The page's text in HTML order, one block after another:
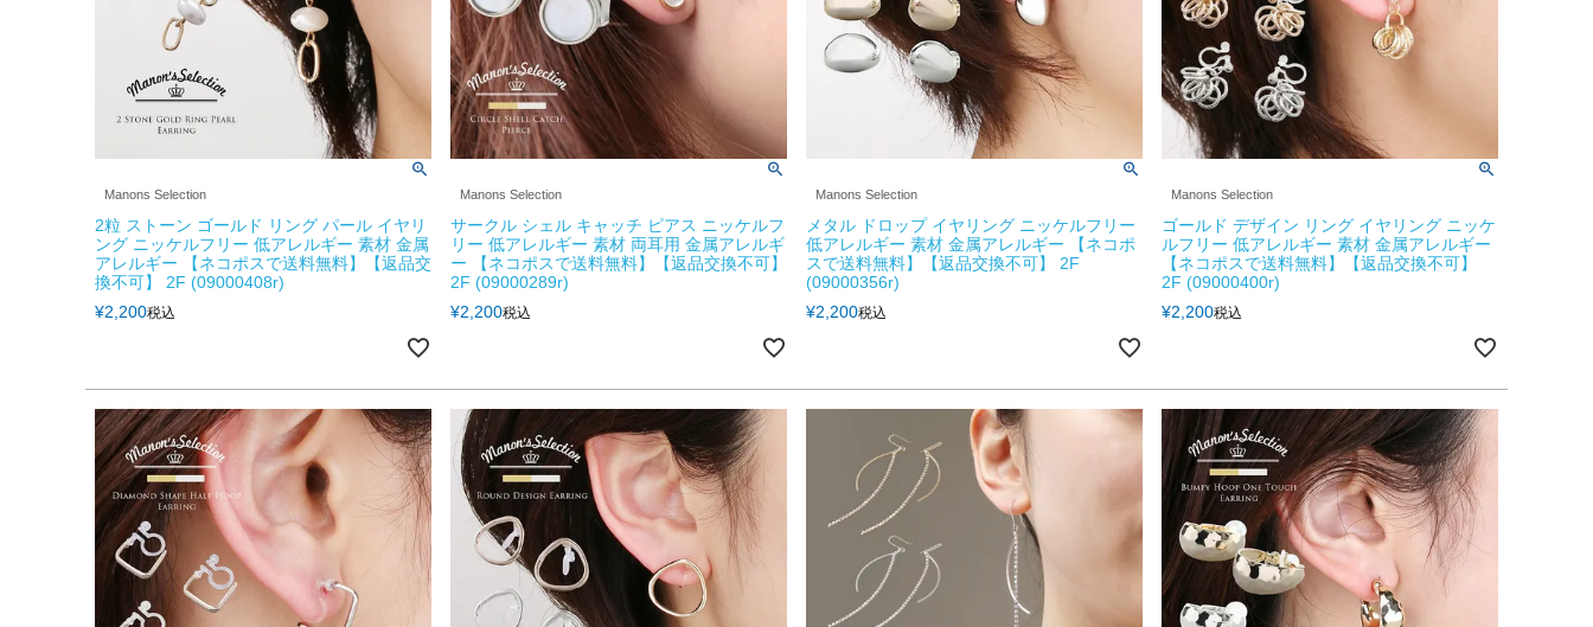
Manons Selection
2粒 ストーン ゴールド リング パール イヤリ
ング ニッケルフリー 低アレルギー 素材 金属
アレルギー 【ネコポスで送料無料】【返品交
換不可】 2F (09000408r)
¥2,200税込
Manons Selection
サークル シェル キャッチ ピアス ニッケルフ
リー 低アレルギー 素材 両耳用 金属アレルギ
ー 【ネコポスで送料無料】【返品交換不可】
2F (09000289r)
¥2,200税込
Manons Selection
メタル ドロップ イヤリング ニッケルフリー
低アレルギー 素材 金属アレルギー 【ネコポ
スで送料無料】【返品交換不可】 2F
(09000356r)
¥2,200税込
Manons Selection
ゴールド デザイン リング イヤリング ニッケ
ルフリー 低アレルギー 素材 金属アレルギー
【ネコポスで送料無料】【返品交換不可】
2F (09000400r)
¥2,200税込